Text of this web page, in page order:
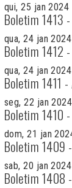
qui, 25 jan 2024
Boletim 1413
qua, 24 jan 2024
Boletim 1412
qua, 24 jan 2024
Boletim 1411
seg, 22 jan 2024
Boletim 1410
dom, 21 jan
Boletim 1409
sab, 20 jan 2024
Boletim 1408